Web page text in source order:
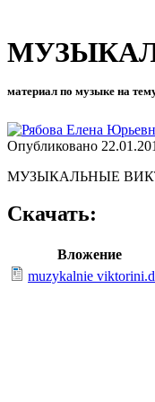
материал по музыке на
Опубликовано
МУЗЫКАЛЬНЫЕ
Скачать:
Вложение
muzykalnie